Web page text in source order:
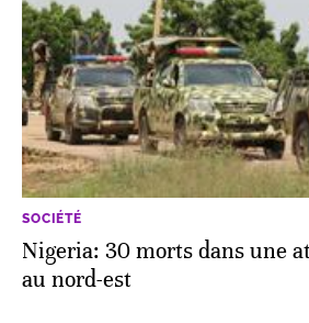
SOCIÉTÉ
Nigeria: 30 morts dans une
au nord-est